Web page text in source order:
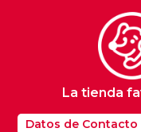
Datos de Contacto
La tienda